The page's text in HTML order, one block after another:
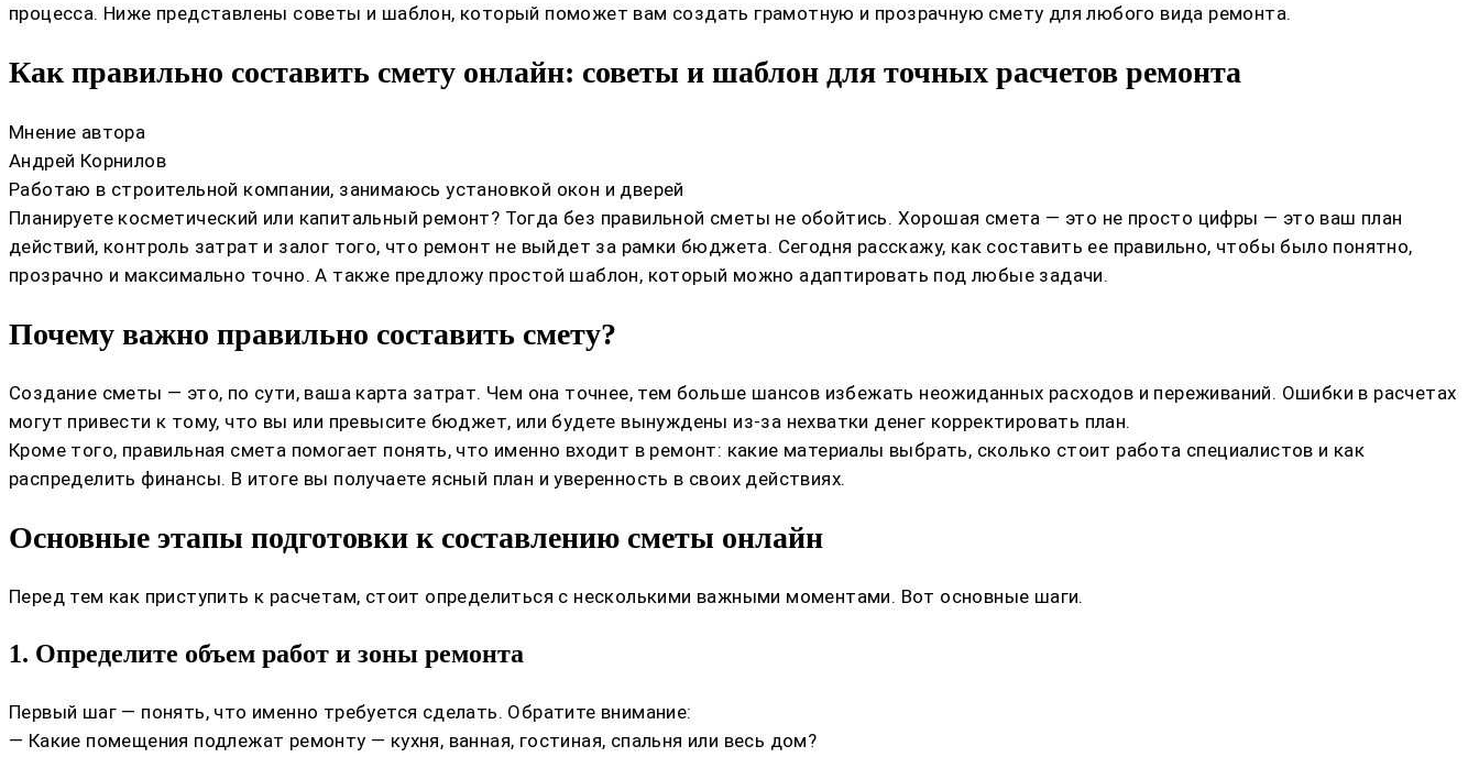
процесса. Ниже представлены советы и шаблон, который поможет вам создать грамотную и прозрачную смету для любого вида ремонта.
Как правильно составить смету онлайн: советы и шаблон для точных расчетов ремонта
Мнение автора
Андрей Корнилов
Работаю в строительной компании, занимаюсь установкой окон и дверей
Планируете косметический или капитальный ремонт? Тогда без правильной сметы не обойтись. Хорошая смета — это не просто цифры — это ваш план
действий, контроль затрат и залог того, что ремонт не выйдет за рамки бюджета. Сегодня расскажу, как составить ее правильно, чтобы было понятно,
прозрачно и максимально точно. А также предложу простой шаблон, который можно адаптировать под любые задачи.
Почему важно правильно составить смету?
Создание сметы — это, по сути, ваша карта затрат. Чем она точнее, тем больше шансов избежать неожиданных расходов и переживаний. Ошибки в расчетах
могут привести к тому, что вы или превысите бюджет, или будете вынуждены из-за нехватки денег корректировать план.
Кроме того, правильная смета помогает понять, что именно входит в ремонт: какие материалы выбрать, сколько стоит работа специалистов и как
распределить финансы. В итоге вы получаете ясный план и уверенность в своих действиях.
Основные этапы подготовки к составлению сметы онлайн
Перед тем как приступить к расчетам, стоит определиться с несколькими важными моментами. Вот основные шаги.
1. Определите объем работ и зоны ремонта
Первый шаг — понять, что именно требуется сделать. Обратите внимание:
— Какие помещения подлежат ремонту — кухня, ванная, гостиная, спальня или весь дом?